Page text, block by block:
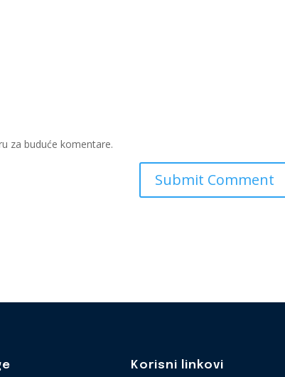
za buduće komentare.
Korisni linkovi